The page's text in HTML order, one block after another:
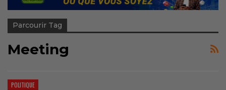
Parcourir Tag
Meeting
POLITIQUE